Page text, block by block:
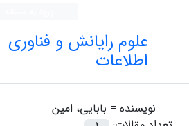
علوم رایانش و فناوری
اطلاعات
نویسنده = بابایی، امین